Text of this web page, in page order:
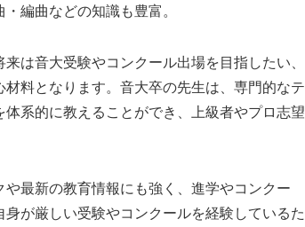
編曲などの知識も豊富。
は音大受験やコンクール出場を目指したい、
料となります。音大卒の先生は、専門的なテ
系的に教えることができ、上級者やプロ志望
最新の教育情報にも強く、進学やコンクー
が厳しい受験やコンクールを経験しているた